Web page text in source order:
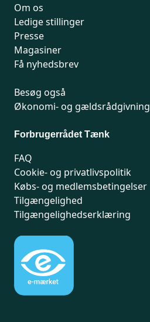
Om os
Ledige stillinger
Presse
Magasiner
Få nyhedsbrev
Besøg også
Økonomi- og gældsrådgivning
Forbrugerrådet Tænk
FAQ
Cookie- og privatlivspolitik
Købs- og medlemsbetingelser
Tilgængelighed
Tilgængelighedserklæring